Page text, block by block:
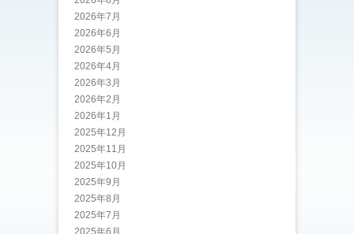
2026年7月
2026年6月
2026年5月
2026年4月
2026年3月
2026年2月
2026年1月
2025年12月
2025年11月
2025年10月
2025年9月
2025年8月
2025年7月
2025年6月